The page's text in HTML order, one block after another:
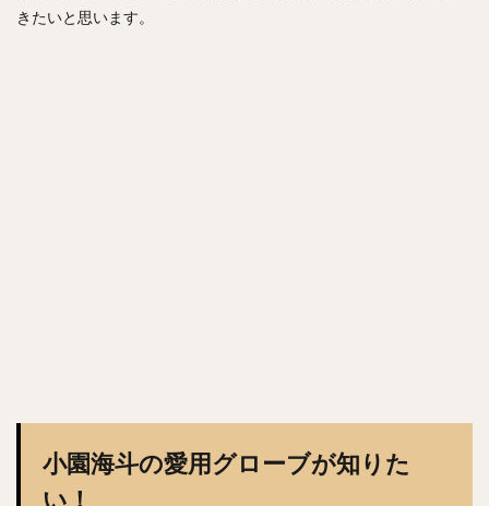
きたいと思います。
小園海斗の愛用グローブが知りた
い！